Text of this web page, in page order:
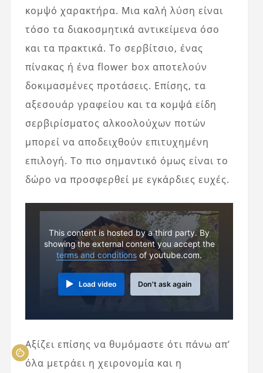
κομψό χαρακτήρα. Μια καλή λύση είναι
τόσο τα διακοσμητικά αντικείμενα όσο
και τα πρακτικά. Το σερβίτσιο, ένας
πίνακας ή ένα flower box αποτελούν
δοκιμασμένες προτάσεις. Επίσης, τα
αξεσουάρ γραφείου και τα κομψά είδη
σερβιρίσματος αλκοολούχων ποτών
μπορεί να αποδειχθούν επιτυχημένη
επιλογή. Το πιο σημαντικό όμως είναι το
δώρο να προσφερθεί με εγκάρδιες ευχές.
This content is hosted by a third party. By
showing the external content you accept the
terms and conditions of youtube.com.
Load video Don't ask again
Αξίζει επίσης να θυμόμαστε ότι πάνω απ’
όλα μετράει η χειρονομία και η